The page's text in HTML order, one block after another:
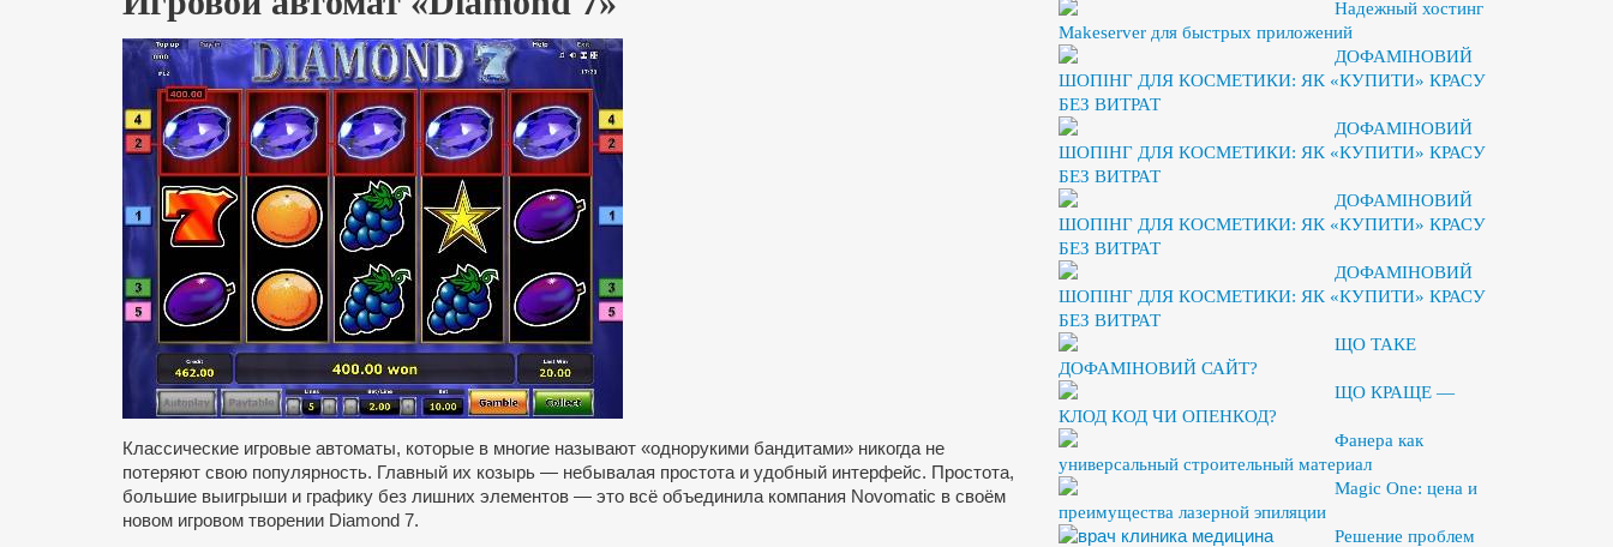
Классические игровые автоматы, которые в многие называют «однорукими бандитами» никогда не
потеряют свою популярность. Главный их козырь — небывалая простота и удобный интерфейс. Простота,
большие выигрыши и графику без лишних элементов — это всё объединила компания Novomatic в своём
новом игровом творении Diamond 7.
Надежный хостинг
Makeserver для быстрых приложений
ДОФАМІНОВИЙ
ШОПІНГ ДЛЯ КОСМЕТИКИ: ЯК «КУПИТИ» КРАСУ
БЕЗ ВИТРАТ
ДОФАМІНОВИЙ
ШОПІНГ ДЛЯ КОСМЕТИКИ: ЯК «КУПИТИ» КРАСУ
БЕЗ ВИТРАТ
ДОФАМІНОВИЙ
ШОПІНГ ДЛЯ КОСМЕТИКИ: ЯК «КУПИТИ» КРАСУ
БЕЗ ВИТРАТ
ДОФАМІНОВИЙ
ШОПІНГ ДЛЯ КОСМЕТИКИ: ЯК «КУПИТИ» КРАСУ
БЕЗ ВИТРАТ
ЩО ТАКЕ
ДОФАМІНОВИЙ САЙТ?
ЩО КРАЩЕ —
КЛОД КОД ЧИ ОПЕНКОД?
Фанера как
универсальный строительный материал
Magic One: цена и
преимущества лазерной эпиляции
Решение проблем